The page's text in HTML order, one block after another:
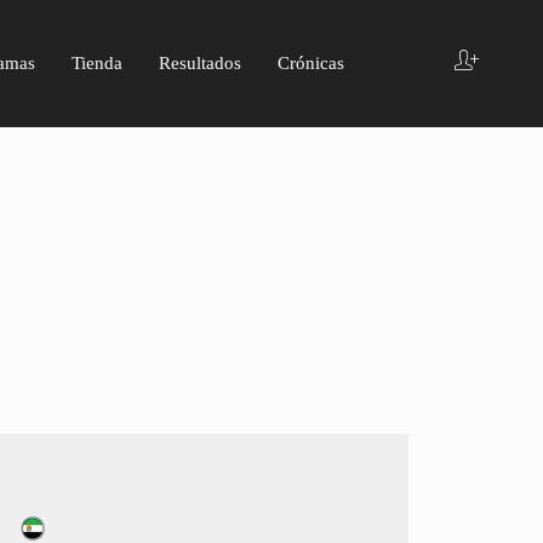
Tienda Resultados Crónicas